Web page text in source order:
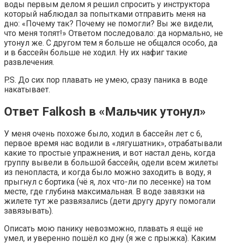
воды первым делом я решил спросить у инструктора
который наблюдал за попытками отправить меня на
дно: «Почему так? Почему не помогли? Вы же видели,
что меня топят!» Ответом последовало: да нормально, не
утонул же. С другом тем я больше не общался особо, да
и в бассейн больше не ходил. Ну их нафиг такие
развлечения.
P.S. До сих пор плавать не умею, сразу паника в воде
накатывает.
Ответ Falkosh в «Мальчик утонул»⁠ ⁠
У меня очень похоже было, ходил в бассейн лет с 6,
первое время нас водили в «лягушатник», отрабатывали
какие то простые упражнения, и вот настал день, когда
группу вывели в большой бассейн, одели всем жилеты
из пенопласта, и когда было можно заходить в воду, я
прыгнул с бортика (чё я, лох что-ли по лесенке) на том
месте, где глубина максимальная. В воде завязки на
жилете тут же развязались (дети другу другу помогали
завязывать).
Описать мою панику невозможно, плавать я ещё не
умел, и уверенно пошёл ко дну (я же с прыжка). Каким